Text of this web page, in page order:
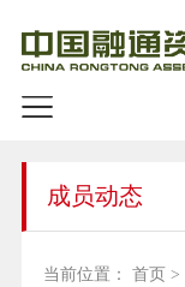
成员动态
当前位置： 首页>